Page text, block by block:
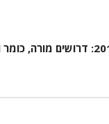
ארה"ב 2012: דרושים מורה,